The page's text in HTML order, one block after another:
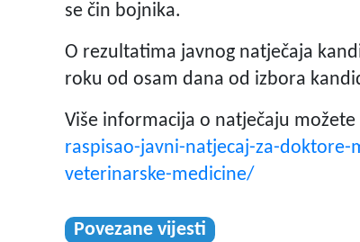
se čin bojnika.
O rezultatima javnog natječaja
roku od osam dana od izbora
Više informacija o natječaju
raspisao-javni-natjecaj-za-
veterinarske-medicine/
Povezane vijesti